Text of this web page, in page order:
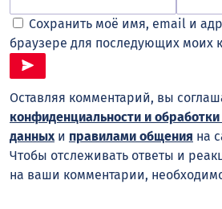
Сохранить моё имя, email и
браузере для последующих моих
Оставляя комментарий, вы
конфиденциальности и
данныхи правилами общения на
Чтобы отслеживать ответы и
на ваши комментарии,